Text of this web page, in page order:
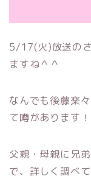
5/17(火)放送の
ますね＾＾
なんでも後藤楽
て噂があります！
父親・母親に兄
で、詳しく調べ